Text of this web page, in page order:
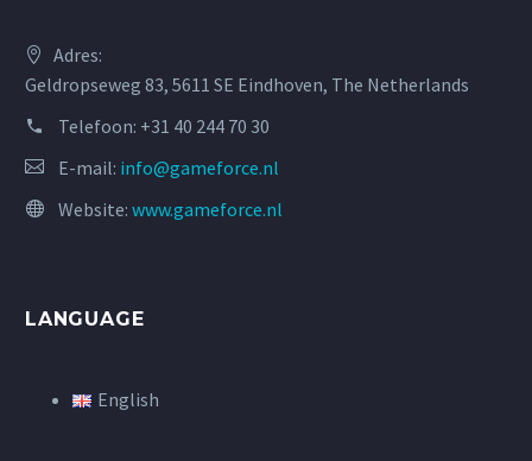
Adres:
Geldropseweg 83, 5611 SE Eindhoven, The Netherlands
Telefoon: +31 40 244 70 30
E-mail: info@gameforce.nl
Website: www.gameforce.nl
LANGUAGE
English